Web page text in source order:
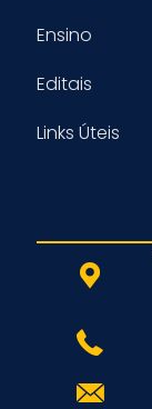
Ensino
Editais
Links Úteis